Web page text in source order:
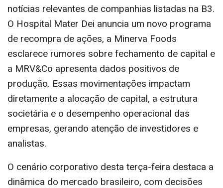
notícias relevantes de companhias listadas na B3.
O Hospital Mater Dei anuncia um novo programa
de recompra de ações, a Minerva Foods
esclarece rumores sobre fechamento de capital e
a MRV&Co apresenta dados positivos de
produção. Essas movimentações impactam
diretamente a alocação de capital, a estrutura
societária e o desempenho operacional das
empresas, gerando atenção de investidores e
analistas.
O cenário corporativo desta terça-feira destaca a
dinâmica do mercado brasileiro, com decisões